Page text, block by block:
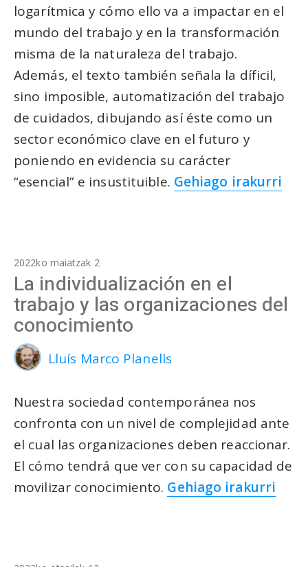
logarítmica y cómo ello va a impactar en el
mundo del trabajo y en la transformación
misma de la naturaleza del trabajo.
Además, el texto también señala la díficil,
sino imposible, automatización del trabajo
de cuidados, dibujando así éste como un
sector económico clave en el futuro y
poniendo en evidencia su carácter
“esencial” e insustituible. Gehiago irakurri
2022ko maiatzak 2
La individualización en el
trabajo y las organizaciones del
conocimiento
Lluís Marco Planells
Nuestra sociedad contemporánea nos
confronta con un nivel de complejidad ante
el cual las organizaciones deben reaccionar.
El cómo tendrá que ver con su capacidad de
movilizar conocimiento. Gehiago irakurri